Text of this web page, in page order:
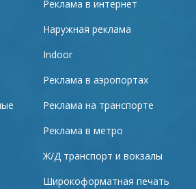
Реклама в интернет
Наружная реклама
Indoor
Реклама в аэропортах
Реклама на транспорте
Реклама в метро
Ж/Д транспорт и вокзалы
Широкоформатная печать